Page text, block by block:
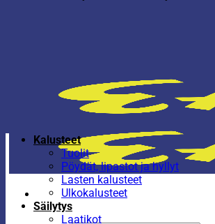
Kalusteet
Tuolit
Pöydät, lipastot ja hyllyt
Lasten kalusteet
Ulkokalusteet
Säilytys
Laatikot